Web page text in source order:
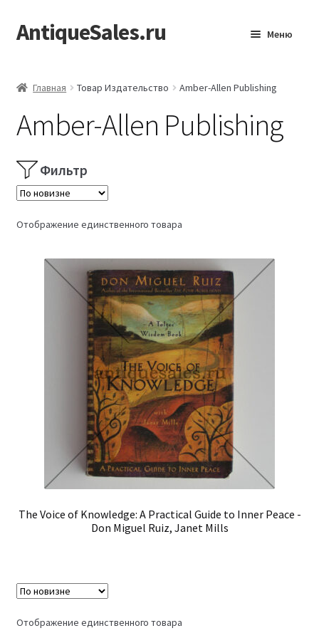
Перейти
к
Перейти
к
AntiqueSales.ru Меню
Главная Товар Издательство Amber-Allen Publishing
Amber-Allen Publishing
Фильтр
Отображение единственного товара
The Voice of Knowledge: A Practical Guide to Inner Peace -
Don Miguel Ruiz, Janet Mills
Отображение единственного товара